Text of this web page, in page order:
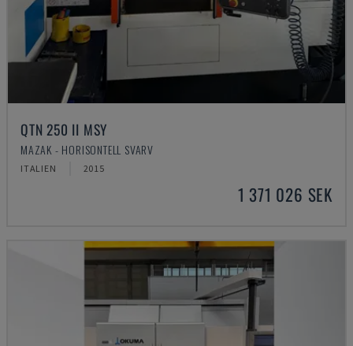
QTN 250 II MSY
MAZAK - HORISONTELL SVARV
ITALIEN 2015
1 371 026 SEK